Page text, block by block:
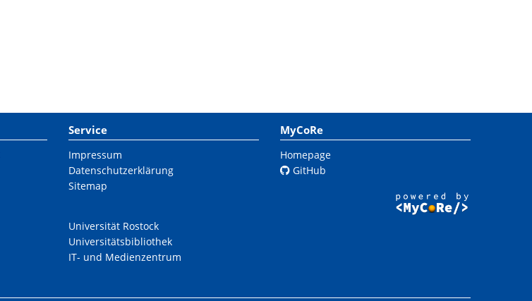
Service
Impressum
Datenschutzerklärung
Sitemap
Universität Rostock
Universitätsbibliothek
IT- und Medienzentrum
MyCoRe
Homepage
GitHub